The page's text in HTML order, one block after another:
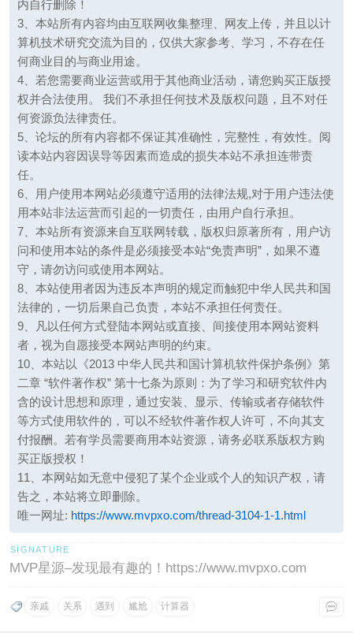
内自行删除！
3、本站所有内容均由互联网收集整理、网友上传，并且以计
算机技术研究交流为目的，仅供大家参考、学习，不存在任
何商业目的与商业用途。
4、若您需要商业运营或用于其他商业活动，请您购买正版授
权并合法使用。 我们不承担任何技术及版权问题，且不对任
何资源负法律责任。
5、论坛的所有内容都不保证其准确性，完整性，有效性。阅
读本站内容因误导等因素而造成的损失本站不承担连带责
任。
6、用户使用本网站必须遵守适用的法律法规,对于用户违法使
用本站非法运营而引起的一切责任，由用户自行承担。
7、本站所有资源来自互联网转载，版权归原著所有，用户访
问和使用本站的条件是必须接受本站“免责声明”，如果不遵
守，请勿访问或使用本网站。
8、本站使用者因为违反本声明的规定而触犯中华人民共和国
法律的，一切后果自己负责，本站不承担任何责任。
9、凡以任何方式登陆本网站或直接、间接使用本网站资料
者，视为自愿接受本网站声明的约束。
10、本站以《2013 中华人民共和国计算机软件保护条例》第
二章 “软件著作权” 第十七条为原则：为了学习和研究软件内
含的设计思想和原理，通过安装、显示、传输或者存储软件
等方式使用软件的，可以不经软件著作权人许可，不向其支
付报酬。若有学员需要商用本站资源，请务必联系版权方购
买正版授权！
11、本网站如无意中侵犯了某个企业或个人的知识产权，请
告之，本站将立即删除。
唯一网址: https://www.mvpxo.com/thread-3104-1-1.html
MVP星源–发现最有趣的！https://www.mvpxo.com
亲戚 关系 遇到 尴尬 计算器